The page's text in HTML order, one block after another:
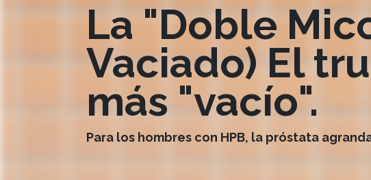
La "Doble
Vaciado) El
más "vacío".
Para los hombres con HPB, la próstata